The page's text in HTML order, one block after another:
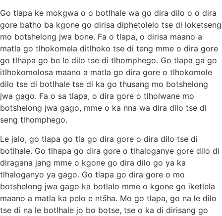
Go tlapa ke mokgwa o o botlhale wa go dira dilo o o dira
gore batho ba kgone go dirisa diphetolelo tse di loketseng
mo botshelong jwa bone. Fa o tlapa, o dirisa maano a
matla go tlhokomela ditlhoko tse di teng mme o dira gore
go tlhapa go be le dilo tse di tlhomphego. Go tlapa ga go
itlhokomolosa maano a matla go dira gore o tlhokomole
dilo tse di botlhale tse di ka go thusang mo botshelong
jwa gago. Fa o sa tlapa, o dira gore o tlholwane mo
botshelong jwa gago, mme o ka nna wa dira dilo tse di
seng tlhomphego.
Le jalo, go tlapa go tla go dira gore o dira dilo tse di
botlhale. Go tlhapa go dira gore o tlhaloganye gore dilo di
diragana jang mme o kgone go dira dilo go ya ka
tlhaloganyo ya gago. Go tlapa go dira gore o mo
botshelong jwa gago ka botlalo mme o kgone go iketlela
maano a matla ka pelo e ntšha. Mo go tlapa, go na le dilo
tse di na le botlhale jo bo botse, tse o ka di dirisang go